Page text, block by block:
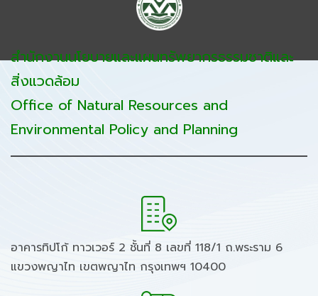
สำนักงานนโยบายและแผนทรัพยากรธรรมชาติและ
สิ่งแวดล้อม
Office of Natural Resources and
Environmental Policy and Planning
อาคารทิปโก้ ทาวเวอร์ 2 ชั้นที่ 8 เลขที่ 118/1 ถ.พระราม 6
แขวงพญาไท เขตพญาไท กรุงเทพฯ 10400